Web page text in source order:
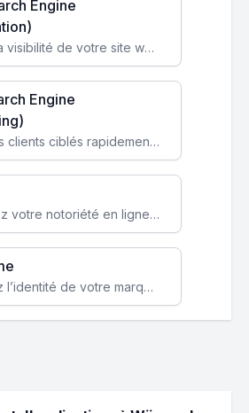
Engine
Boostez la visibilité de votre site web sur Google et attirez du trafic qualifié grâce à nos stratégies SEO.
Engine
Attirez des clients ciblés rapidement avec des campagnes publicitaires payantes optimisées pour vos objectifs.
Augmentez votre notoriété en ligne et stimulez la croissance de votre entreprise grâce à une stratégie sociale sur mesure.
Renforcez l’identité de votre marque avec un design unique qui capte l’attention et engage vos clients.